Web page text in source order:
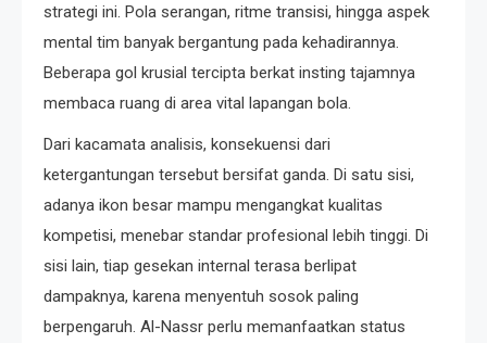
strategi ini. Pola serangan, ritme transisi, hingga aspek
mental tim banyak bergantung pada kehadirannya.
Beberapa gol krusial tercipta berkat insting tajamnya
membaca ruang di area vital lapangan bola.
Dari kacamata analisis, konsekuensi dari
ketergantungan tersebut bersifat ganda. Di satu sisi,
adanya ikon besar mampu mengangkat kualitas
kompetisi, menebar standar profesional lebih tinggi. Di
sisi lain, tiap gesekan internal terasa berlipat
dampaknya, karena menyentuh sosok paling
berpengaruh. Al-Nassr perlu memanfaatkan status